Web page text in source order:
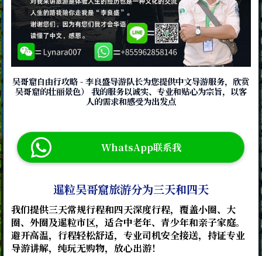
吴哥窟自由行攻略 - 李良盛导游队长为您提供中文导游服务，欣赏
吴哥窟的壮丽景色） 我的服务以诚实、专业和贴心为宗旨，以客
人的需求和感受为出发点
WhatsApp联系我
暹粒吴哥窟旅游分为三天和四天
我们提供三天常规行程和四天深度行程，覆盖小圈、大
圈、外圈及暹粒市区，适合中老年、青少年和亲子家庭。
避开高温，行程轻松舒适，专业司机安全接送，持证专业
导游讲解，纯玩无购物，放心出游！